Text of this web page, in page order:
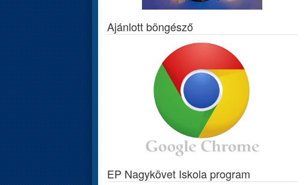
Ajánlott böngésző
EP Nagykövet Iskola program